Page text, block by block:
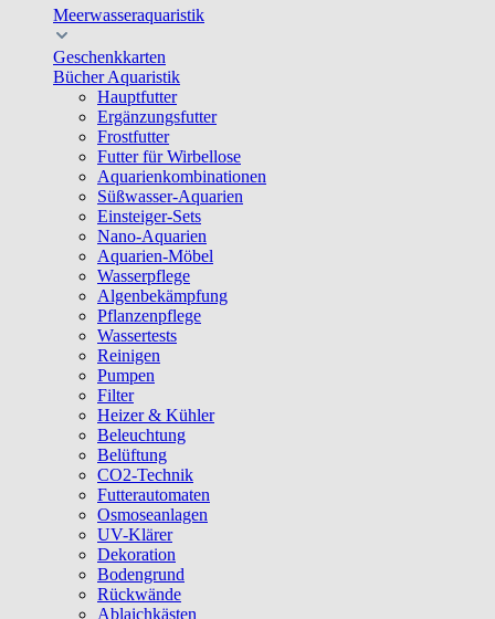
Meerwasseraquaristik
Geschenkkarten
Bücher Aquaristik
Hauptfutter
Ergänzungsfutter
Frostfutter
Futter für Wirbellose
Aquarienkombinationen
Süßwasser-Aquarien
Einsteiger-Sets
Nano-Aquarien
Aquarien-Möbel
Wasserpflege
Algenbekämpfung
Pflanzenpflege
Wassertests
Reinigen
Pumpen
Filter
Heizer & Kühler
Beleuchtung
Belüftung
CO2-Technik
Futterautomaten
Osmoseanlagen
UV-Klärer
Dekoration
Bodengrund
Rückwände
Ablaichkästen